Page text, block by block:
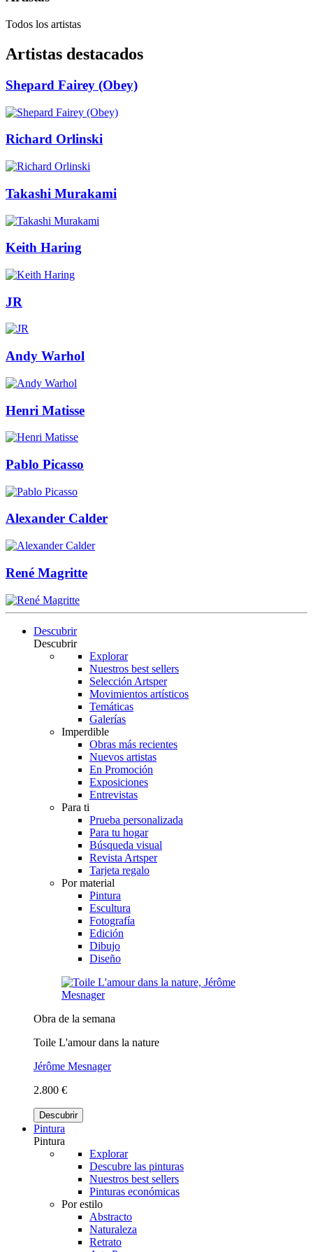
Todos los artistas
Artistas destacados
Shepard Fairey (Obey)
Richard Orlinski
Takashi Murakami
Keith Haring
JR
Andy Warhol
Henri Matisse
Pablo Picasso
Alexander Calder
René Magritte
Descubrir
Descubrir
Explorar
Nuestros best sellers
Selección Artsper
Movimientos artísticos
Temáticas
Galerías
Imperdible
Obras más recientes
Nuevos artistas
En Promoción
Exposiciones
Entrevistas
Para ti
Prueba personalizada
Para tu hogar
Búsqueda visual
Revista Artsper
Tarjeta regalo
Por material
Pintura
Escultura
Fotografía
Edición
Dibujo
Diseño
Obra de la semana
Toile L'amour dans la nature
Jérôme Mesnager
2.800 €
Descubrir
Pintura
Pintura
Explorar
Descubre las pinturas
Nuestros best sellers
Pinturas económicas
Por estilo
Abstracto
Naturaleza
Retrato